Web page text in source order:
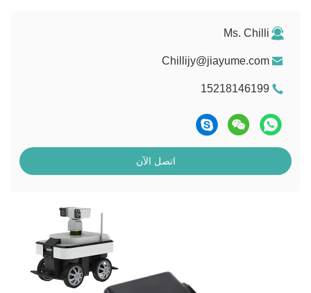
Ms. Chilli
Chillijy@jiayume.com
15218146199
اتصل الآن